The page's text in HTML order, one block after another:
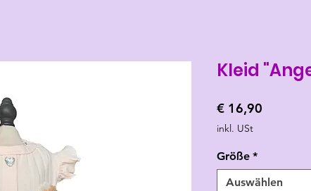
Kleid
€ 16,90
inkl. USt
Größe *
Auswählen